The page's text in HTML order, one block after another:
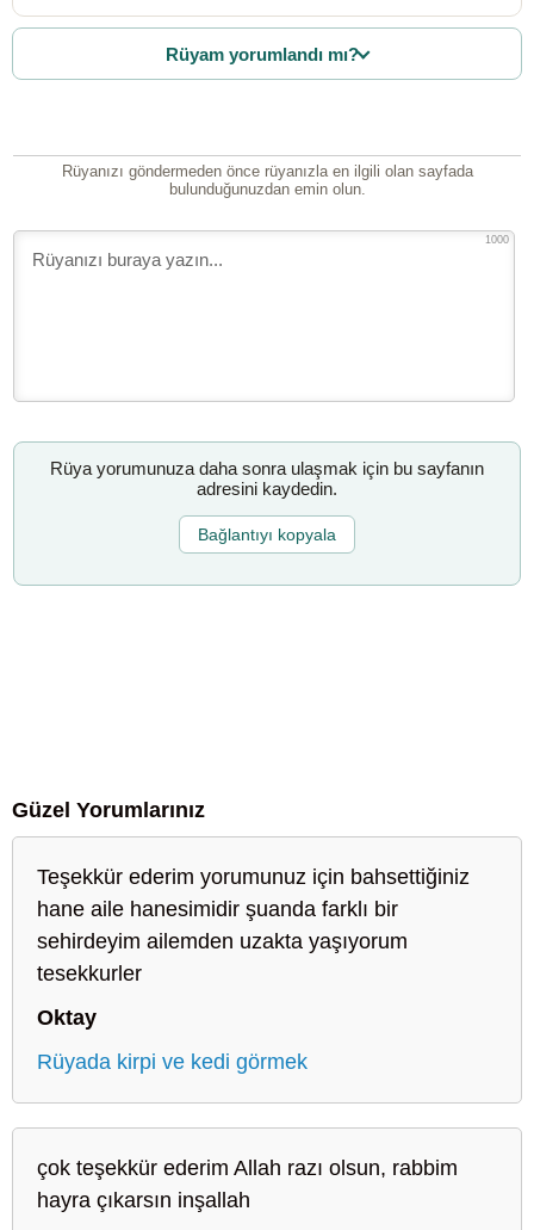
Rüyam yorumlandı mı?
Rüyanızı göndermeden önce rüyanızla en ilgili olan sayfada
bulunduğunuzdan emin olun.
1000
Rüya yorumunuza daha sonra ulaşmak için bu sayfanın
adresini kaydedin.
Bağlantıyı kopyala
Güzel Yorumlarınız
Teşekkür ederim yorumunuz için bahsettiğiniz
hane aile hanesimidir şuanda farklı bir
sehirdeyim ailemden uzakta yaşıyorum
tesekkurler
Oktay
Rüyada kirpi ve kedi görmek
çok teşekkür ederim Allah razı olsun, rabbim
hayra çıkarsın inşallah